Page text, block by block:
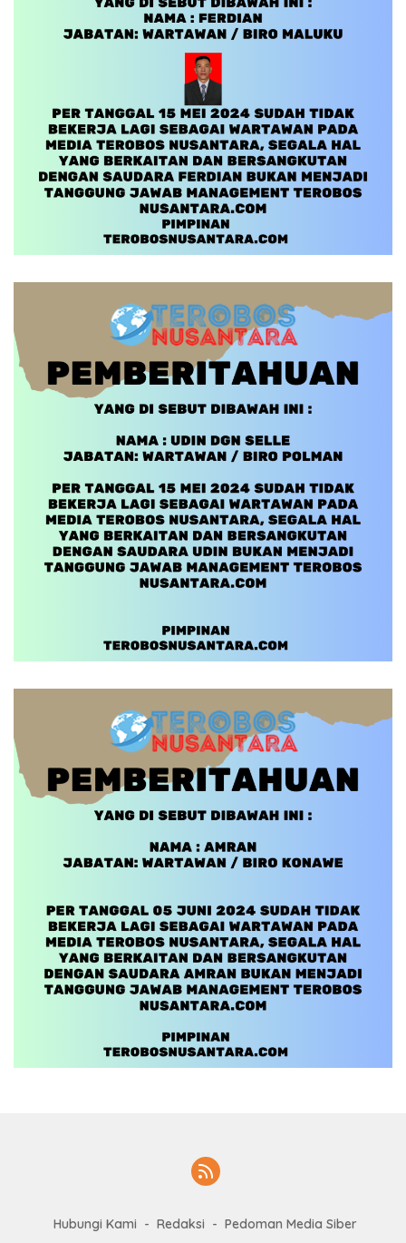
Hubungi Kami Redaksi
Pedoman Media Siber